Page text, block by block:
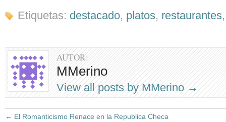
Etiquetas: destacado, platos, restaurantes
AUTOR:
MMerino
View all posts by MMerino →
← El Romanticismo Renace en la Republica Checa